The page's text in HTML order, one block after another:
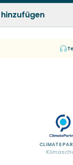
CLIMATE